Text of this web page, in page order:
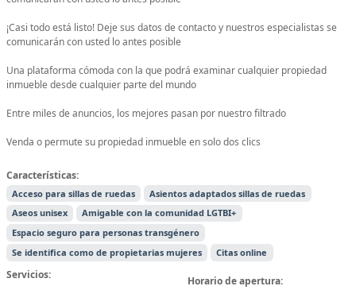
¡Casi todo está listo! Deje sus datos de contacto y nuestros especialistas se
comunicarán con usted lo antes posible
Una plataforma cómoda con la que podrá examinar cualquier propiedad
inmueble desde cualquier parte del mundo
Entre miles de anuncios, los mejores pasan por nuestro filtrado
Venda o permute su propiedad inmueble en solo dos clics
Características:
Acceso para sillas de ruedas
Asientos adaptados sillas de ruedas
Aseos unisex
Amigable con la comunidad LGTBI+
Espacio seguro para personas transgénero
Se identifica como de propietarias mujeres
Citas online
Servicios:
Horario de apertura: